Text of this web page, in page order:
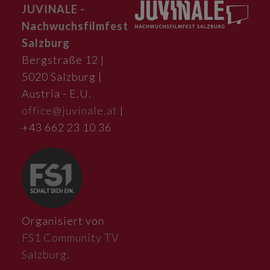
JUVINALE -
Nachwuchsfilmfest
Salzburg
Bergstraße 12 |
5020 Salzburg |
Austria - E.U.
office@juvinale.at |
+43 662 23 10 36
Organisiert von
FS1 Community TV
Salzburg.